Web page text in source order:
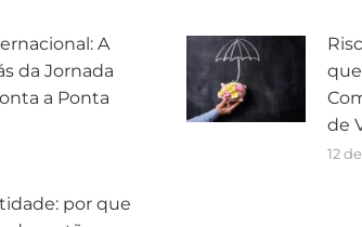
A
da Jornada
a Ponta
de
12
por que